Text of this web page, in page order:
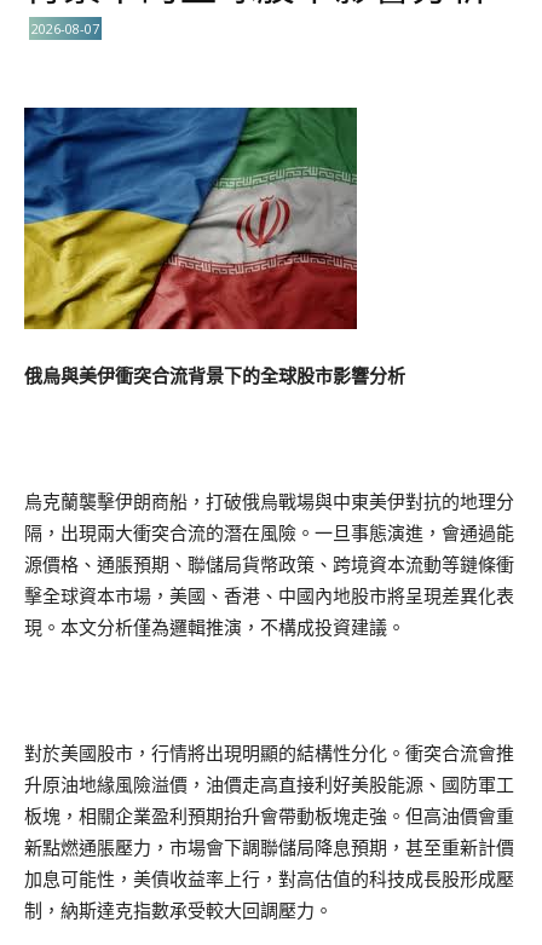
2026-08-07
俄烏與美伊衝突合流背景下的全球股市影響分析
烏克蘭襲擊伊朗商船，打破俄烏戰場與中東美伊對抗的地理分
隔，出現兩大衝突合流的潛在風險。一旦事態演進，會通過能
源價格、通脹預期、聯儲局貨幣政策、跨境資本流動等鏈條衝
擊全球資本市場，美國、香港、中國內地股市將呈現差異化表
現。本文分析僅為邏輯推演，不構成投資建議。
對於美國股市，行情將出現明顯的結構性分化。衝突合流會推
升原油地緣風險溢價，油價走高直接利好美股能源、國防軍工
板塊，相關企業盈利預期抬升會帶動板塊走強。但高油價會重
新點燃通脹壓力，市場會下調聯儲局降息預期，甚至重新計價
加息可能性，美債收益率上行，對高估值的科技成長股形成壓
制，納斯達克指數承受較大回調壓力。